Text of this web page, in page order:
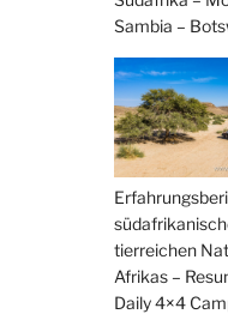
Sambia –
tierreichen
Afrikas –
Daily 4×4